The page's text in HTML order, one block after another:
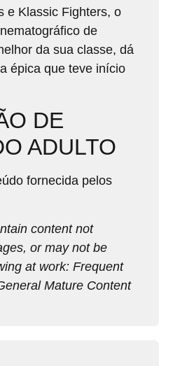
e Klassic Fighters, o
de
da sua classe, dá
épica que teve início
DE
ADULTO
fornecida pelos
content not
or may not be
at work: Frequent
Mature Content